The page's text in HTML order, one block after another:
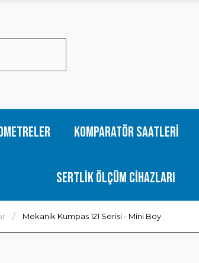
Komparatör Saatleri
Sertlik Ölçüm Cihazları
Mekanik Kumpas 121 Serisi - Mini Boy